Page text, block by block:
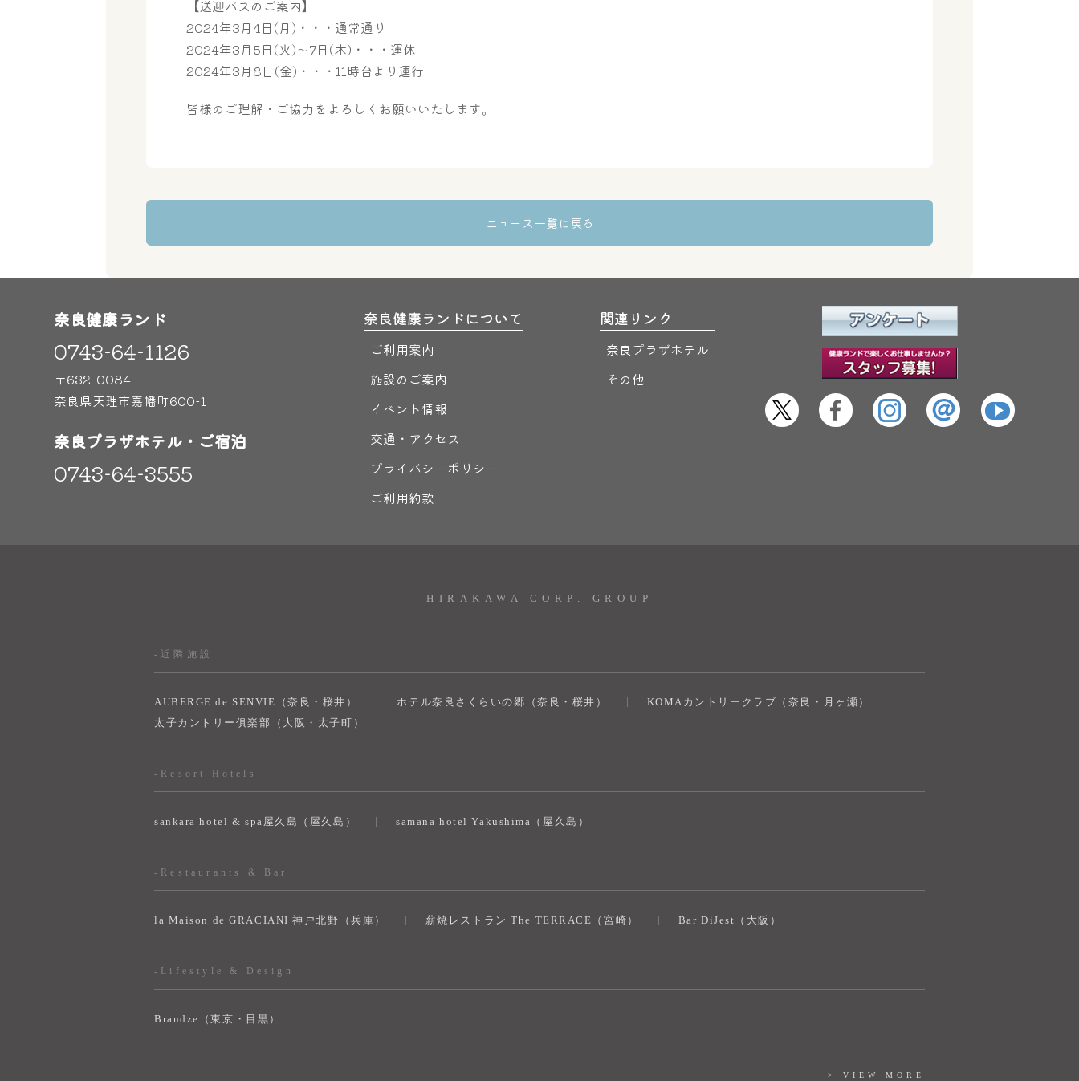
【送迎バスのご案内】
2024年3月4日(月)・・・通常通り
2024年3月5日(火)～7日(木)・・・運休
2024年3月8日(金)・・・11時台より運行
皆様のご理解・ご協力をよろしくお願いいたします。
ニュース一覧に戻る
奈良健康ランド
0743-64-1126
〒632-0084
奈良県天理市嘉幡町600-1
奈良プラザホテル・ご宿泊
0743-64-3555
奈良健康ランドについて
ご利用案内
施設のご案内
イベント情報
交通・アクセス
プライバシーポリシー
ご利用約款
関連リンク
奈良プラザホテル
その他
HIRAKAWA CORP. GROUP
-近隣施設
AUBERGE de SENVIE（奈良・桜井） ホテル奈良さくらいの郷（奈良・桜井）
KOMAカントリークラブ（奈良・月ヶ瀬）
太子カントリー俱楽部（大阪・太子町）
-Resort Hotels
sankara hotel & spa屋久島（屋久島） samana hotel Yakushima（屋久島）
-Restaurants & Bar
la Maison de GRACIANI 神戸北野（兵庫） 薪焼レストラン The TERRACE（宮崎） Bar DiJest（大阪）
-Lifestyle & Design
Brandze（東京・目黒）
> VIEW MORE
奈良健康ランド
AIコンシェルジュ